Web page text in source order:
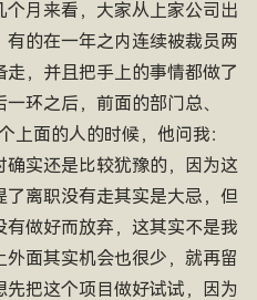
月来看，大家从上家公司出
的在一年之内连续被裁员两
，并且把手上的事情都做了
环之后，前面的部门总、
上面的人的时候，他问我：
实还是比较犹豫的，因为这
离职没有走其实是大忌，但
做好而放弃，这其实不是我
面其实机会也很少，就再留
把这个项目做好试试，因为